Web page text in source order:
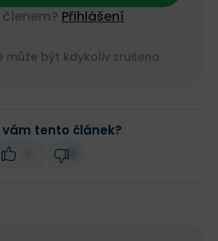
Přihlášení
může být kdykoliv zrušeno
vám tento článek?